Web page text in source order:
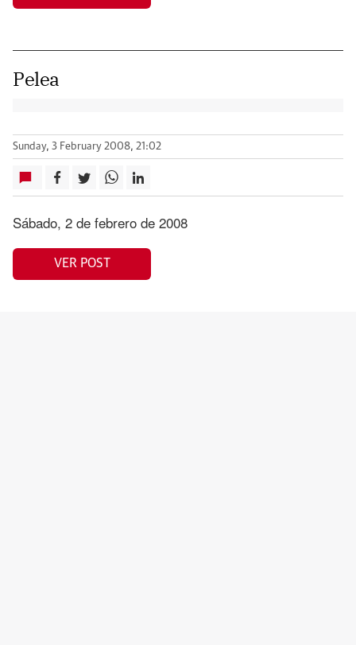
Pelea
Sunday, 3 February 2008, 21:02
Sábado, 2 de febrero de 2008
VER POST